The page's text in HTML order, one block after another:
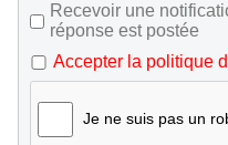
Recevoir une
réponse est postée
Accepter la politique
Je ne suis pas un